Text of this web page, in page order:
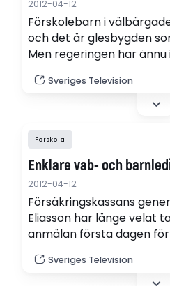
2012-04-12
Förskolebarn i
och det är glesbygden
Men regeringen har
Sveriges Television
Förskola
Enklare vab- och
2012-04-12
Försäkringskassans
Eliasson har länge velat
anmälan första dagen
förskoleintyget för barns
Sveriges Television